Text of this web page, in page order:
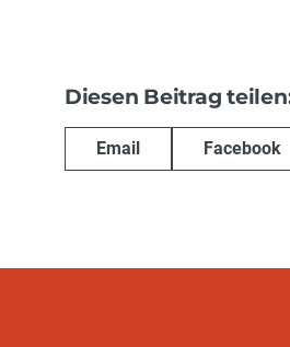
Diesen Beitrag
Email Facebook